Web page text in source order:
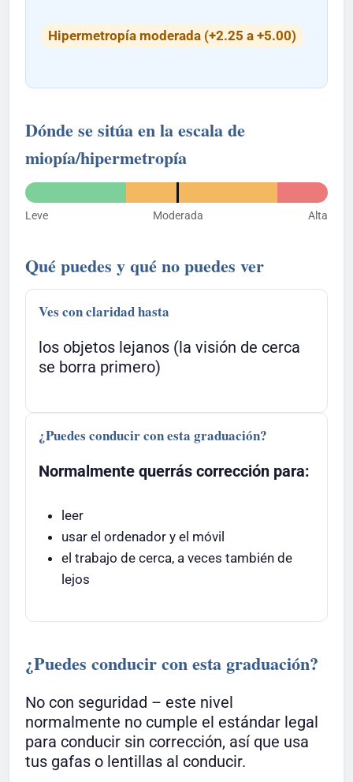
Hipermetropía moderada (+2.25 a +5.00)
Dónde se sitúa en la escala de
miopía/hipermetropía
Leve Moderada Alta
Qué puedes y qué no puedes ver
Ves con claridad hasta
los objetos lejanos (la visión de cerca
se borra primero)
¿Puedes conducir con esta graduación?
Normalmente querrás corrección para:
leer
usar el ordenador y el móvil
el trabajo de cerca, a veces también de
lejos
¿Puedes conducir con esta graduación?
No con seguridad – este nivel
normalmente no cumple el estándar legal
para conducir sin corrección, así que usa
tus gafas o lentillas al conducir.